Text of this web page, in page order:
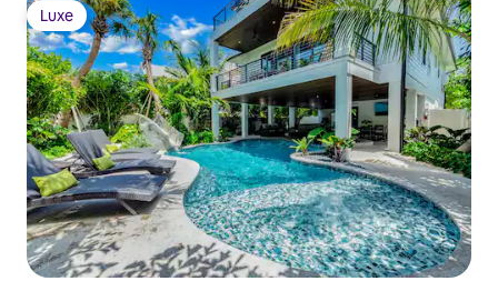
Luxe
Luxe